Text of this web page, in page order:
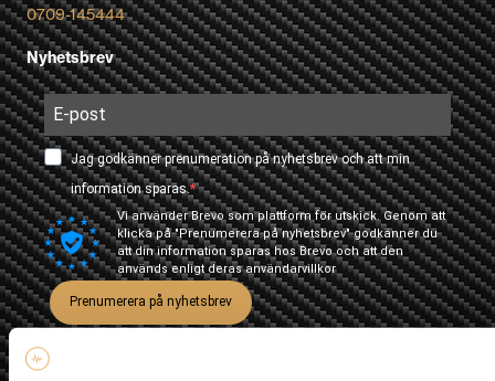
0709-145444
Nyhetsbrev
Jag godkänner prenumeration på nyhetsbrev och att min
information sparas.
Vi använder Brevo som plattform för utskick. Genom att
klicka på "Prenumerera på nyhetsbrev" godkänner du
att din information sparas hos Brevo och att den
används enligt derasanvändarvillkor
Prenumerera på nyhetsbrev